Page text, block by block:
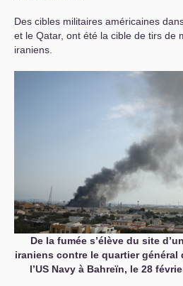
Des cibles militaires américaines
et le Qatar, ont été la cible de tirs de
iraniens.
De la fumée s’élève du site
iraniens contre le quartier général
l’USNavy à Bahreïn, le 28